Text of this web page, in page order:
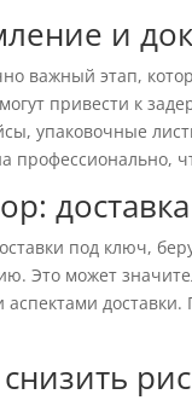
и
важный этап,
привести к
упаковочные
профессионально,
под ключ,
Это может